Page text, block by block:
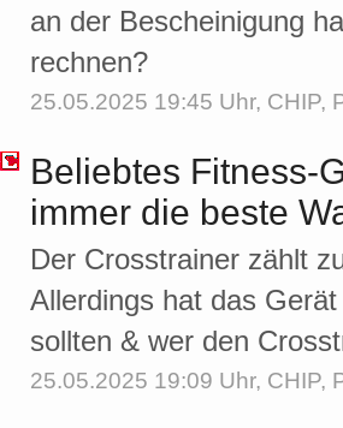
an der Bescheinigung
rechnen?
25.05.2025 19:45 Uhr, CHIP,
Beliebtes Fitness-
immer die beste
Der Crosstrainer zählt
Allerdings hat das
sollten & wer den
25.05.2025 19:09 Uhr, CHIP,